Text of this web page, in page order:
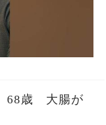
68歳 大腸が